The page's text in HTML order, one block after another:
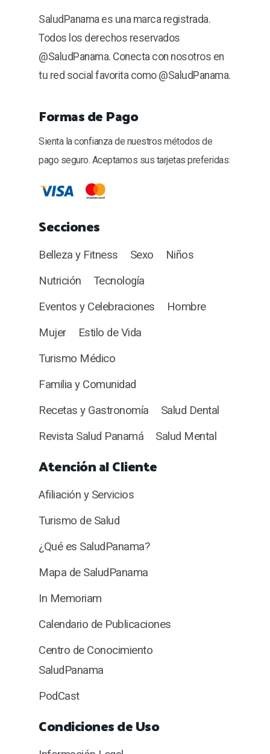
SaludPanama es una marca registrada.
Todos los derechos reservados
@SaludPanama. Conecta con nosotros en
tu red social favorita como @SaludPanama.
Formas de Pago
Sienta la confianza de nuestros métodos de
pago seguro. Aceptamos sus tarjetas preferidas:
Secciones
Belleza y Fitness Sexo
Niños
Nutrición
Tecnología
Eventos y Celebraciones
Hombre
Mujer
Estilo de Vida
Turismo Médico
Familia y Comunidad
Recetas y Gastronomía
Salud Dental
Revista Salud Panamá
Salud Mental
Atención al Cliente
Afiliación y Servicios
Turismo de Salud
¿Qué es SaludPanama?
Mapa de SaludPanama
In Memoriam
Calendario de Publicaciones
Centro de Conocimiento
SaludPanama
PodCast
Condiciones de Uso